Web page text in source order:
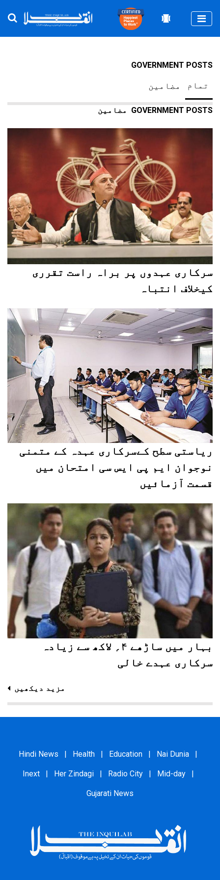
GOVERNMENT POSTS
مضامین تمام
GOVERNMENT POSTS
سرکاری عہدوں پر براہ راست تقرری
کیخلاف انتباہ
ریاستی سطح کےسرکاری عہدہ کے متمنی
نوجوان ایم پی ایس سی امتحان میں
قسمت آزمائیں
بہار میں ساڑھے ۴؍ لاکھ سے زیادہ
سرکاری عہدے خالی
مزید دیکھیں
Hindi News | Health | Education | Nai Dunia |
Inext | Her Zindagi | Radio City | Mid-day |
Gujarati News